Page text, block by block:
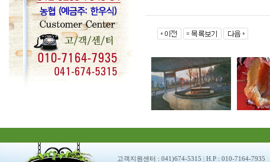
고객지원센터 : 041)674-5315 | H.P : 010-7164-7935